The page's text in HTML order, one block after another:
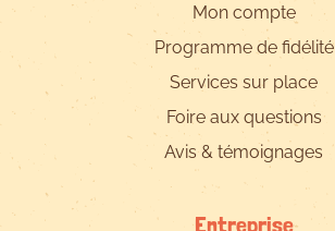
Mon compte
Programme de fidélité
Services sur place
Foire aux questions
Avis & témoignages
Entreprise